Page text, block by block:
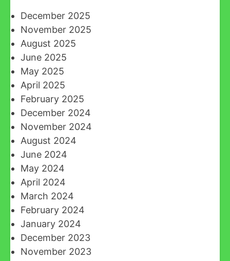
December 2025
November 2025
August 2025
June 2025
May 2025
April 2025
February 2025
December 2024
November 2024
August 2024
June 2024
May 2024
April 2024
March 2024
February 2024
January 2024
December 2023
November 2023